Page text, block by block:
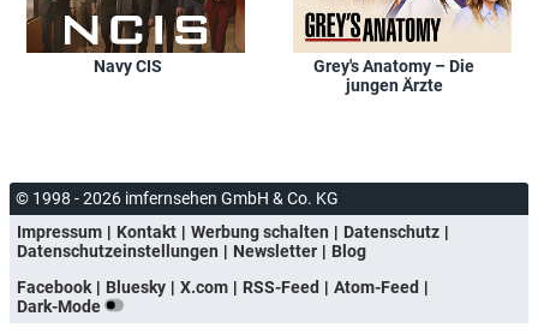
Navy CIS
Grey's Anatomy – Die
jungen Ärzte
© 1998 - 2026 imfernsehen GmbH & Co. KG
Impressum
Kontakt Werbung schalten
Datenschutz
Datenschutzeinstellungen
Newsletter
Blog
Facebook
Bluesky X.com RSS-Feed
Atom-Feed
Dark-Mode